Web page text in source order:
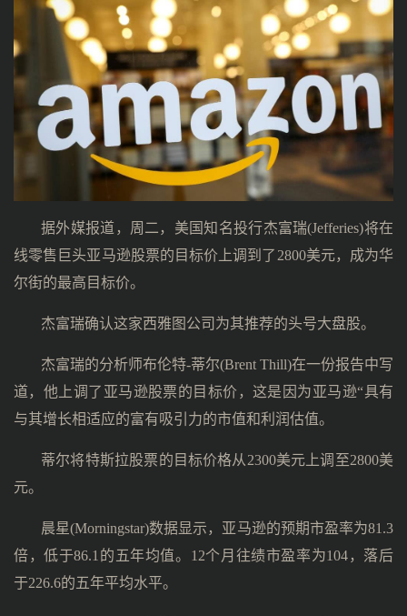
据外媒报道，周二，美国知名投行杰富瑞(Jefferies)将在
线零售巨头亚马逊股票的目标价上调到了2800美元，成为华
尔街的最高目标价。
杰富瑞确认这家西雅图公司为其推荐的头号大盘股。
杰富瑞的分析师布伦特-蒂尔(Brent Thill)在一份报告中写
道，他上调了亚马逊股票的目标价，这是因为亚马逊“具有
与其增长相适应的富有吸引力的市值和利润估值。
蒂尔将特斯拉股票的目标价格从2300美元上调至2800美
元。
晨星(Morningstar)数据显示，亚马逊的预期市盈率为81.3
倍，低于86.1的五年均值。12个月往绩市盈率为104，落后
于226.6的五年平均水平。